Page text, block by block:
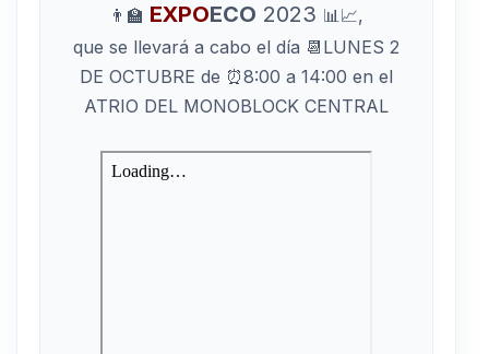
👨‍🏫 EXPOECO 2023 📊📈,
que se llevará a cabo el día 📆LUNES 2
DE OCTUBRE de ⏰8:00 a 14:00 en el
ATRIO DEL MONOBLOCK CENTRAL